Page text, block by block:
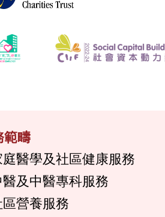
範疇
庭醫學及社區健康服務
醫及中醫專科服務
區營養服務